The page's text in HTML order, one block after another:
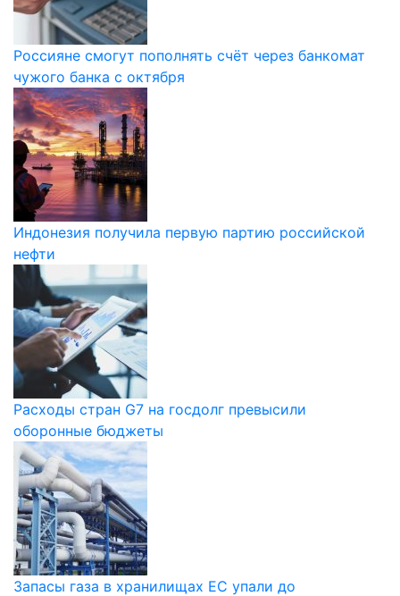
Россияне смогут пополнять счёт через банкомат
чужого банка с октября
Индонезия получила первую партию российской
нефти
Расходы стран G7 на госдолг превысили
оборонные бюджеты
Запасы газа в хранилищах ЕС упали до